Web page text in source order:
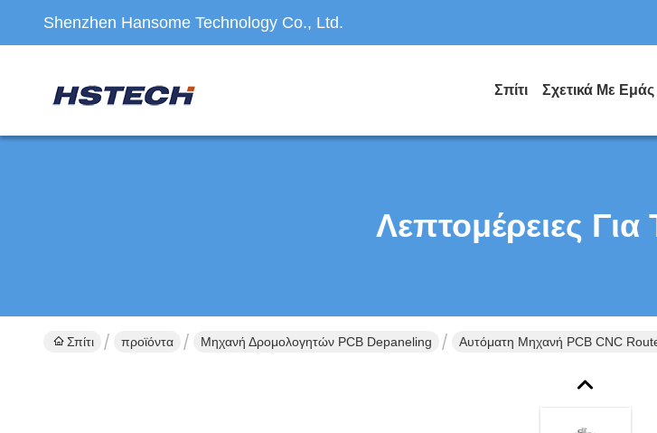
Shenzhen Hansome Technology Co., Ltd.
Σπίτι Σχετικά Με Εμάς
Λεπτομέρειες
Σπίτι προϊόντα Μηχανή Δρομολογητών PCB Depaneling Αυτόματη Μηχανή PCB CNC